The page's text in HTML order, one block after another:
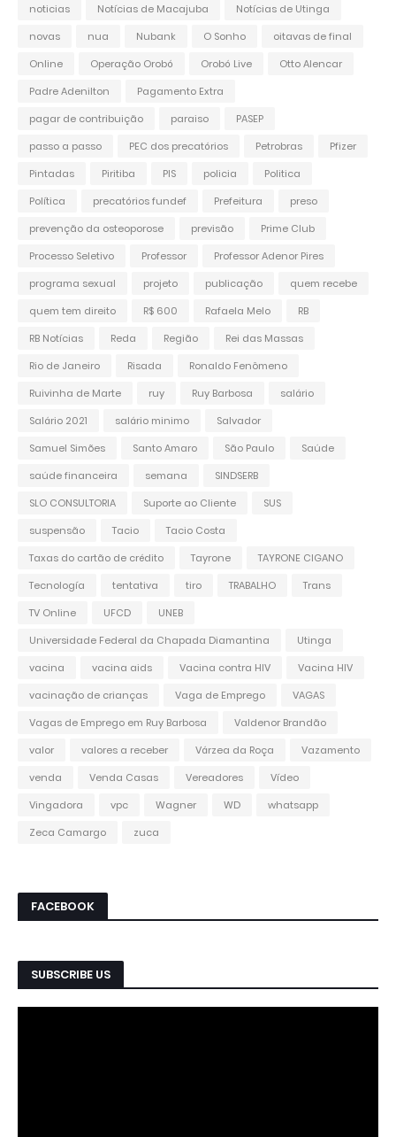
noticias
Notícias de Macajuba
Notícias de Utinga
novas
nua Nubank O Sonho
oitavas de final
Online
Operação Orobó Orobó Live
Otto Alencar
Padre Adenilton
Pagamento Extra
pagar de contribuição
paraiso
PASEP
passo a passo
PEC dos precatórios Petrobras
Pfizer
Pintadas
Piritiba PIS policia
Politica
Política
precatórios fundef Prefeitura
preso
prevenção da osteoporose
previsão
Prime Club
Processo Seletivo
Professor
Professor Adenor Pires
programa sexual
projeto publicação
quem recebe
quem tem direito
R$ 600 Rafaela Melo
RB
RB Notícias
Reda Região
Rei das Massas
Rio de Janeiro
Risada
Ronaldo Fenômeno
Ruivinha de Marte
ruy Ruy Barbosa
salário
Salário 2021
salário minimo
Salvador
Samuel Simões
Santo Amaro São Paulo
Saúde
saúde financeira
semana
SINDSERB
SLO CONSULTORIA
Suporte ao Cliente
SUS
suspensão
Tacio
Tacio Costa
Taxas do cartão de crédito
Tayrone
TAYRONE CIGANO
Tecnología
tentativa tiro TRABALHO
Trans
TV Online
UFCD
UNEB
Universidade Federal da Chapada Diamantina
Utinga
vacina
vacina aids Vacina contra HIV
Vacina HIV
vacinação de crianças
Vaga de Emprego
VAGAS
Vagas de Emprego em Ruy Barbosa
Valdenor Brandão
valor
valores a receber Várzea da Roça
Vazamento
venda
Venda Casas Vereadores
Vídeo
Vingadora
vpc Wagner WD
whatsapp
Zeca Camargo
zuca
FACEBOOK
SUBSCRIBE US